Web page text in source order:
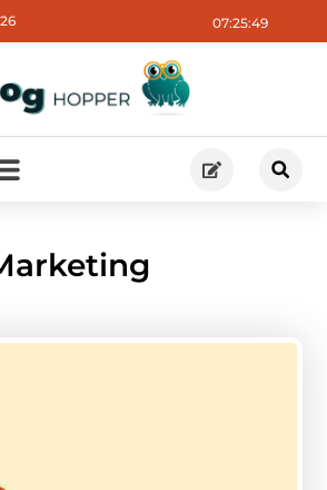
07:25:50